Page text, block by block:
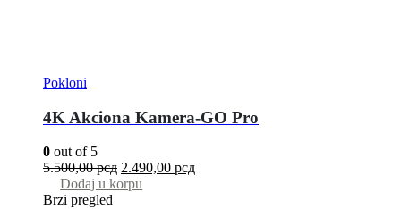
Pokloni
4K Akciona Kamera-GO Pro
0 out of 5
5.500,00рсд 2.490,00 рсд
Dodaj u korpu
Brzi pregled